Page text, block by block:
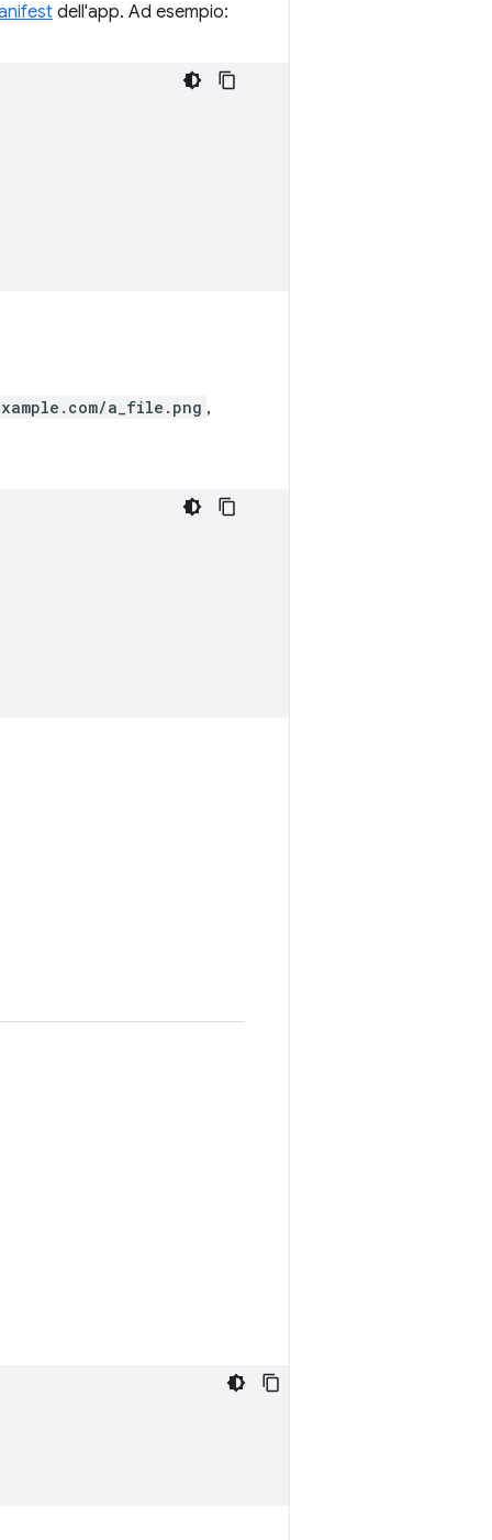
dell'app. Ad esempio:
a_file.png ,